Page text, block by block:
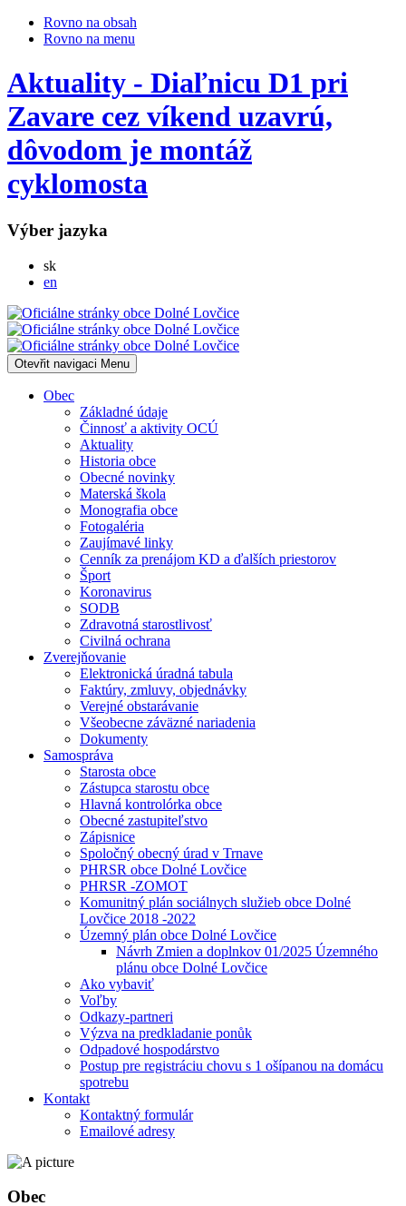
Rovno na obsah
Rovno na menu
Aktuality - Diaľnicu D1 pri
Zavare cez víkend uzavrú,
dôvodom je montáž
cyklomosta
Výber jazyka
skSlovensky
en
Otevřit navigaci Menu
Obec
Základné údaje
Činnosť a aktivity OCÚ
Aktuality
Historia obce
Obecné novinky
Materská škola
Monografia obce
Fotogaléria
Zaujímavé linky
Cenník za prenájom KD a ďalších priestorov
Šport
Koronavirus
SODB
Zdravotná starostlivosť
Civilná ochrana
Zverejňovanie
Elektronická úradná tabula
Faktúry, zmluvy, objednávky
Verejné obstarávanie
Všeobecne záväzné nariadenia
Dokumenty
Samospráva
Starosta obce
Zástupca starostu obce
Hlavná kontrolórka obce
Obecné zastupiteľstvo
Zápisnice
Spoločný obecný úrad v Trnave
PHRSR obce Dolné Lovčice
PHRSR -ZOMOT
Komunitný plán sociálnych služieb obce Dolné
Lovčice 2018 -2022
Územný plán obce Dolné Lovčice
Návrh Zmien a doplnkov 01/2025 Územného
plánu obce Dolné Lovčice
Ako vybaviť
Voľby
Odkazy-partneri
Výzva na predkladanie ponůk
Odpadové hospodárstvo
Postup pre registráciu chovu s 1 ošípanou na domácu
spotrebu
Kontakt
Kontaktný formulár
Emailové adresy
Obec